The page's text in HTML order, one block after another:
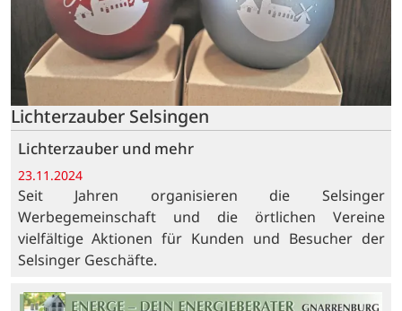
Lichterzauber Selsingen
Lichterzauber und mehr
23.11.2024
Seit Jahren organisieren die Selsinger
Werbegemeinschaft und die örtlichen Vereine
vielfältige Aktionen für Kunden und Besucher der
Selsinger Geschäfte.